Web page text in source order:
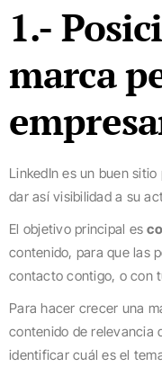
1.-
marca
LinkedIn es un buen
dar así visibilidad a su
El objetivo principal es
contenido, para que las
contacto contigo, o con
Para hacer crecer una
contenido de relevancia
identificar cuál es el